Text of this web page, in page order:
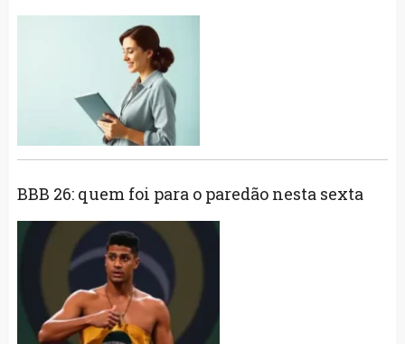
BBB 26: quem foi para o paredão nesta sexta